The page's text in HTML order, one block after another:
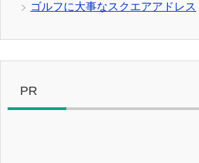
ゴルフに大事なスクエアアドレス
PR